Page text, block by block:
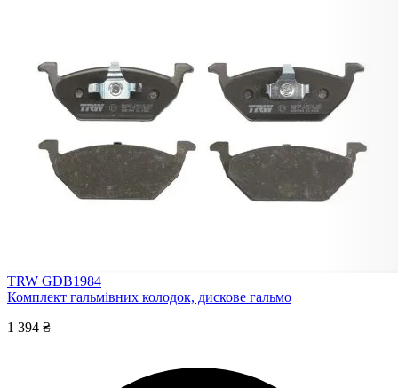
TRW GDB1984
Комплект гальмівних колодок, дискове гальмо
1 394 ₴